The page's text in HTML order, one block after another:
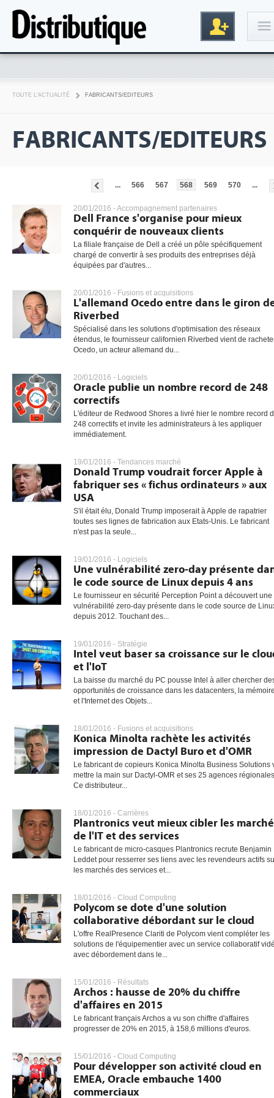
TOUTE L'ACTUALITÉ FABRICANTS/EDITEURS
FABRICANTS/EDITEURS
... 566 567 568 569 570 ...
20/01/2016 -Accompagnement partenaires
Dell France s'organise pour mieux
conquérir de nouveaux clients
La filiale française de Dell a créé un pôle spécifiquement
chargé de convertir à ses produits des entreprises déjà
équipées par d'autres...
20/01/2016 - Fusions et acquisitions
L'allemand Ocedo entre dans le giron
Riverbed
Spécialisé dans les solutions d'optimisation des réseaux
étendus, le fournisseur californien Riverbed vient de
Ocedo, un acteur allemand du...
20/01/2016 - Logiciels
Oracle publie un nombre record de 248
correctifs
L'éditeur de Redwood Shores a livré hier le nombre record
248 correctifs et invite les administrateurs à les appliquer
immédiatement.
19/01/2016 - Tendances marché
Donald Trump voudrait forcer Apple à
fabriquer ses « fichus ordinateurs » aux
USA
S'il était élu, Donald Trump imposerait à Apple de rapatrier
toutes ses lignes de fabrication aux Etats-Unis. Le fabricant
n'est pas la seule...
19/01/2016 - Logiciels
Une vulnérabilité zero-day présente
le code source de Linux depuis 4 ans
Le fournisseur en sécurité Perception Point a découvert une
vulnérabilité zero-day présente dans le code source de
depuis 2012. Touchant des...
19/01/2016 - Stratégie
Intel veut baser sa croissance sur le
et l'IoT
La baisse du marché du PC pousse Intel à aller chercher
opportunités de croissance dans les datacenters, la
et l'Internet des Objets...
18/01/2016 - Fusions et acquisitions
Konica Minolta rachète les activités
impression de Dactyl Buro et d'OMR
Le fabricant de copieurs Konica Minolta Business Solutions
mettre la main sur Dactyl-OMR et ses 25 agences
Ce distributeur...
18/01/2016 - Carrières
Plantronics veut mieux cibler les
de l'IT et des services
Le fabricant de micro-casques Plantronics recrute Benjamin
Leddet pour resserrer ses liens avec les revendeurs actifs
les marchés des services et...
18/01/2016 - Cloud Computing
Polycom se dote d'une solution
collaborative débordant sur le cloud
L'offre RealPresence Clariti de Polycom vient compléter les
solutions de l'équipementier avec un service collaboratif
avec débordement dans le...
15/01/2016 - Résultats
Archos : hausse de 20% du chiffre
d'affaires en 2015
Le fabricant français Archos a vu son chiffre d'affaires
progresser de 20% en 2015, à 158,6 millions d'euros.
15/01/2016 - Cloud Computing
Pour développer son activité cloud en
EMEA, Oracle embauche 1400
commerciaux